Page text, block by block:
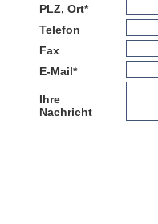
PLZ, Ort*
Telefon
Fax
E-Mail*
Ihre
Nachricht